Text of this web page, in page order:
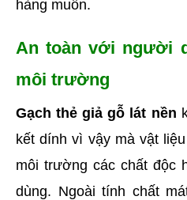
hàng muốn.
An toàn với người
môi trường
Gạch thẻ giả gỗ lát nền
kết dính vì vậy mà vật
môi trường các chất độc
dùng. Ngoài tính chất